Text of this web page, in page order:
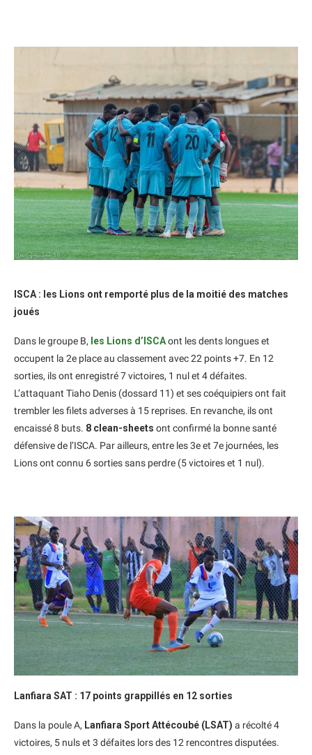
ISCA : les Lions ont remporté plus de la moitié des matches
joués
Dans le groupe B, les Lions d’ISCAont les dents longues et
occupent la 2e place au classement avec 22 points +7. En 12
sorties, ils ont enregistré 7 victoires, 1 nul et 4 défaites.
L’attaquant Tiaho Denis (dossard 11) et ses coéquipiers ont fait
trembler les filets adverses à 15 reprises. En revanche, ils ont
encaissé 8 buts. 8 clean-sheets ont confirmé la bonne santé
défensive de l’ISCA. Par ailleurs, entre les 3e et 7e journées, les
Lions ont connu 6 sorties sans perdre (5 victoires et 1 nul).
Lanfiara SAT : 17 points grappillés en 12 sorties
Dans la poule A, Lanfiara Sport Attécoubé (LSAT) a récolté 4
victoires, 5 nuls et 3 défaites lors des 12 rencontres disputées.